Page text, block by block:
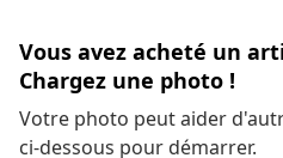
Vous avez acheté un
Chargez une photo !
Votre photo peut aider
ci-dessous pour démarrer.